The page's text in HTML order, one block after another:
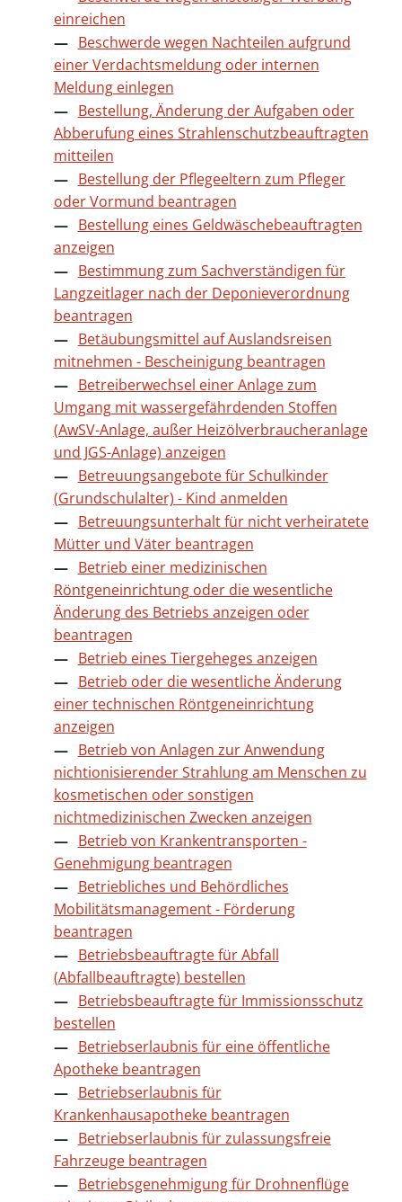
einreichen
Beschwerde wegen Nachteilen aufgrund
einer Verdachtsmeldung oder internen
Meldung einlegen
Bestellung, Änderung der Aufgaben oder
Abberufung eines Strahlenschutzbeauftragten
mitteilen
Bestellung der Pflegeeltern zum Pfleger
oder Vormund beantragen
Bestellung eines Geldwäschebeauftragten
anzeigen
Bestimmung zum Sachverständigen für
Langzeitlager nach der Deponieverordnung
beantragen
Betäubungsmittel auf Auslandsreisen
mitnehmen - Bescheinigung beantragen
Betreiberwechsel einer Anlage zum
Umgang mit wassergefährdenden Stoffen
(AwSV-Anlage, außer Heizölverbraucheranlage
und JGS-Anlage) anzeigen
Betreuungsangebote für Schulkinder
(Grundschulalter) - Kind anmelden
Betreuungsunterhalt für nicht verheiratete
Mütter und Väter beantragen
Betrieb einer medizinischen
Röntgeneinrichtung oder die wesentliche
Änderung des Betriebs anzeigen oder
beantragen
Betrieb eines Tiergeheges anzeigen
Betrieb oder die wesentliche Änderung
einer technischen Röntgeneinrichtung
anzeigen
Betrieb von Anlagen zur Anwendung
nichtionisierender Strahlung am Menschen zu
kosmetischen oder sonstigen
nichtmedizinischen Zwecken anzeigen
Betrieb von Krankentransporten -
Genehmigung beantragen
Betriebliches und Behördliches
Mobilitätsmanagement - Förderung
beantragen
Betriebsbeauftragte für Abfall
(Abfallbeauftragte) bestellen
Betriebsbeauftragte für Immissionsschutz
bestellen
Betriebserlaubnis für eine öffentliche
Apotheke beantragen
Betriebserlaubnis für
Krankenhausapotheke beantragen
Betriebserlaubnis für zulassungsfreie
Fahrzeuge beantragen
Betriebsgenehmigung für Drohnenflüge